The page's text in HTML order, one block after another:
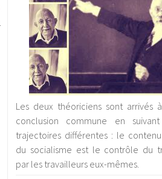
Les deux théoriciens sont arrivés
conclusion commune en
trajectoires différentes : le
du socialisme est le contrôle du
par les travailleurs eux-mêmes.